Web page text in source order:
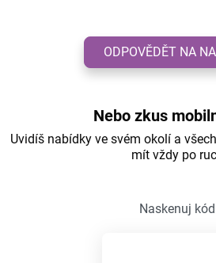
ODPOVĚDĚT NA
Nebo zkus
Uvidíš nabídky ve svém okolí a
mít vždy po
Naskenuj kód